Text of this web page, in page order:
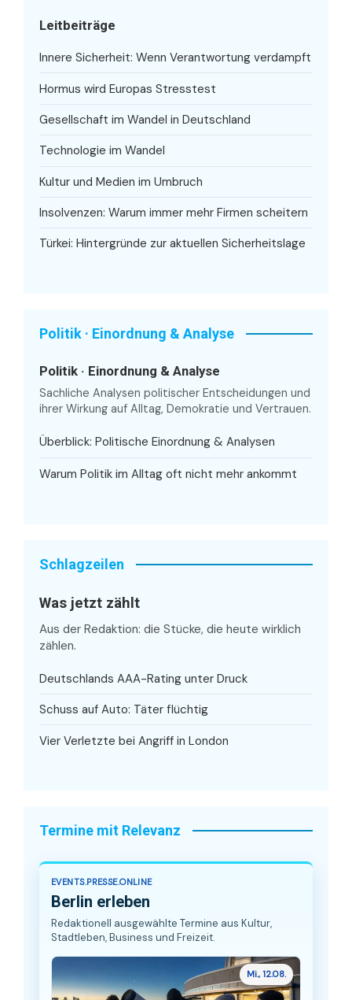
Leitbeiträge
Innere Sicherheit: Wenn Verantwortung verdampft
Hormus wird Europas Stresstest
Gesellschaft im Wandel in Deutschland
Technologie im Wandel
Kultur und Medien im Umbruch
Insolvenzen: Warum immer mehr Firmen scheitern
Türkei: Hintergründe zur aktuellen Sicherheitslage
Politik · Einordnung & Analyse
Politik · Einordnung & Analyse
Sachliche Analysen politischer Entscheidungen und
ihrer Wirkung auf Alltag, Demokratie und Vertrauen.
Überblick: Politische Einordnung & Analysen
Warum Politik im Alltag oft nicht mehr ankommt
Schlagzeilen
Was jetzt zählt
Aus der Redaktion: die Stücke, die heute wirklich
zählen.
Deutschlands AAA-Rating unter Druck
Schuss auf Auto: Täter flüchtig
Vier Verletzte bei Angriff in London
Termine mit Relevanz
EVENTS.PRESSE.ONLINE
Berlin erleben
Redaktionell ausgewählte Termine aus Kultur,
Stadtleben, Business und Freizeit.
Mi., 12.08.